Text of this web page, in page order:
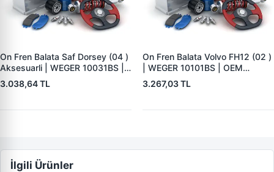
On Fren Balata Saf Dorsey (04 )
Aksesuarli | WEGER 10031BS |
OEM 3057008400
3.038,64 TL
On Fren Balata Volvo FH12 (02 )
| WEGER 10101BS | OEM
1078439
3.267,03 TL
İlgili Ürünler